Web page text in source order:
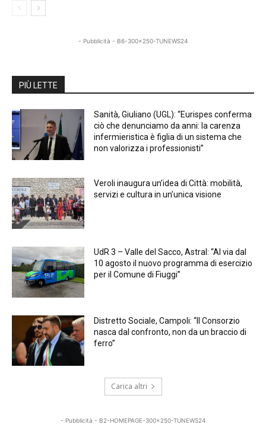
- Pubblicità - B6-300x250-TUNEWS24
PIÙ LETTE
Sanità, Giuliano (UGL): “Eurispes conferma
ciò che denunciamo da anni: la carenza
infermieristica è figlia di un sistema che
non valorizza i professionisti”
Veroli inaugura un’idea di Città: mobilità,
servizi e cultura in un’unica visione
UdR 3 – Valle del Sacco, Astral: “Al via dal
10 agosto il nuovo programma di esercizio
per il Comune di Fiuggi”
Distretto Sociale, Campoli: “Il Consorzio
nasca dal confronto, non da un braccio di
ferro”
Carica altri
- Pubblicità - B2-HOMEPAGE-300x250-TUNEWS24